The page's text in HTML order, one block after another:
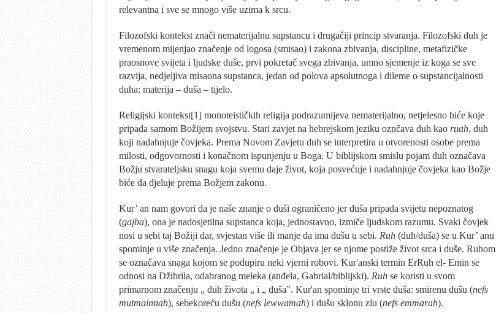
relevantna i sve se mnogo više uzima k srcu.
Filozofski kontekst znači nematerijalnu supstancu i drugačiji princip stvaranja. Filozofski duh je
vremenom mijenjao značenje od logosa (smisao) i zakona zbivanja, discipline, metafizičke
praosnove svijeta i ljudske duše, prvi pokretač svega zbivanja, umno sjemenje iz koga se sve
razvija, nedjeljiva misaona supstanca, jedan od polova apsolutnoga i dileme o supstancijalnosti
duha: materija – duša – tijelo.
Religijski kontekst[1]monoteističkih religija podrazumijeva nematerijalno, netjelesno biće koje
pripada samom Božijem svojstvu. Stari zavjet na hebrejskom jeziku oznčava duh kao ruah, duh
koji nadahnjuje čovjeka. Prema Novom Zavjetu duh se interpretira u otvorenosti osobe prema
milosti, odgovornosti i konačnom ispunjenju u Boga. U biblijskom smislu pojam duh označava
Božju stvarateljsku snagu koja svemu daje život, koja posvećuje i nadahnjuje čovjeka kao Božje
biće da djeluje prema Božjem zakonu.
Kur’ an nam govori da je naše znanje o duši ograničeno jer duša pripada svijetu nepoznatog
(gajba), ona je nadosjetilna supstanca koja, jednostavno, izmiče ljudskom razumu. Svaki čovjek
nosi u sebi taj Božiji dar, svjestan više ili manje da ima dušu u sebi. Ruh(duh/duša) se u Kur’ anu
spominje u više značenja. Jedno značenje je Objava jer se njome postiže život srca i duše. Ruhom
se označava snaga kojom se podupiru neki vjerni robovi. Kur'anski termin ErRuh el- Emin se
odnosi na Džibrila, odabranog meleka (anđela, Gabrial/biblijski). Ruhse koristi u svom
primarnom značenju „ duh života „ i „ duša”. Kur'an spominje tri vrste duša: smirenu dušu (nefs
mutmainnah), sebekoreću dušu (nefs lewwamah) i dušu sklonu zlu (nefs emmarah).